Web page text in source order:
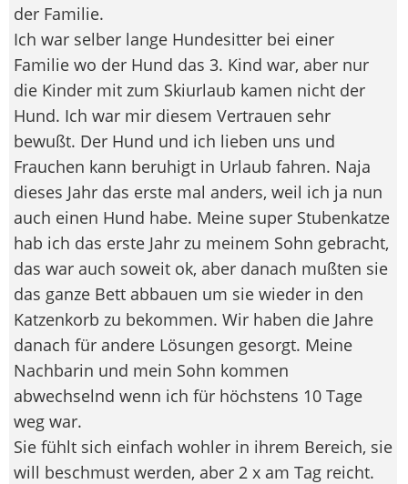
der Familie.
Ich war selber lange Hundesitter bei einer
Familie wo der Hund das 3. Kind war, aber nur
die Kinder mit zum Skiurlaub kamen nicht der
Hund. Ich war mir diesem Vertrauen sehr
bewußt. Der Hund und ich lieben uns und
Frauchen kann beruhigt in Urlaub fahren. Naja
dieses Jahr das erste mal anders, weil ich ja nun
auch einen Hund habe. Meine super Stubenkatze
hab ich das erste Jahr zu meinem Sohn gebracht,
das war auch soweit ok, aber danach mußten sie
das ganze Bett abbauen um sie wieder in den
Katzenkorb zu bekommen. Wir haben die Jahre
danach für andere Lösungen gesorgt. Meine
Nachbarin und mein Sohn kommen
abwechselnd wenn ich für höchstens 10 Tage
weg war.
Sie fühlt sich einfach wohler in ihrem Bereich, sie
will beschmust werden, aber 2 x am Tag reicht.